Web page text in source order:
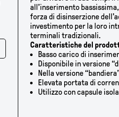
all’inserimento
forza di disinserzione
investimento per la loro
terminali tradizionali.
Caratteristiche del
Basso carico di
Disponibile in versione
Nella versione
Elevata portata di
Utilizzo con capsule